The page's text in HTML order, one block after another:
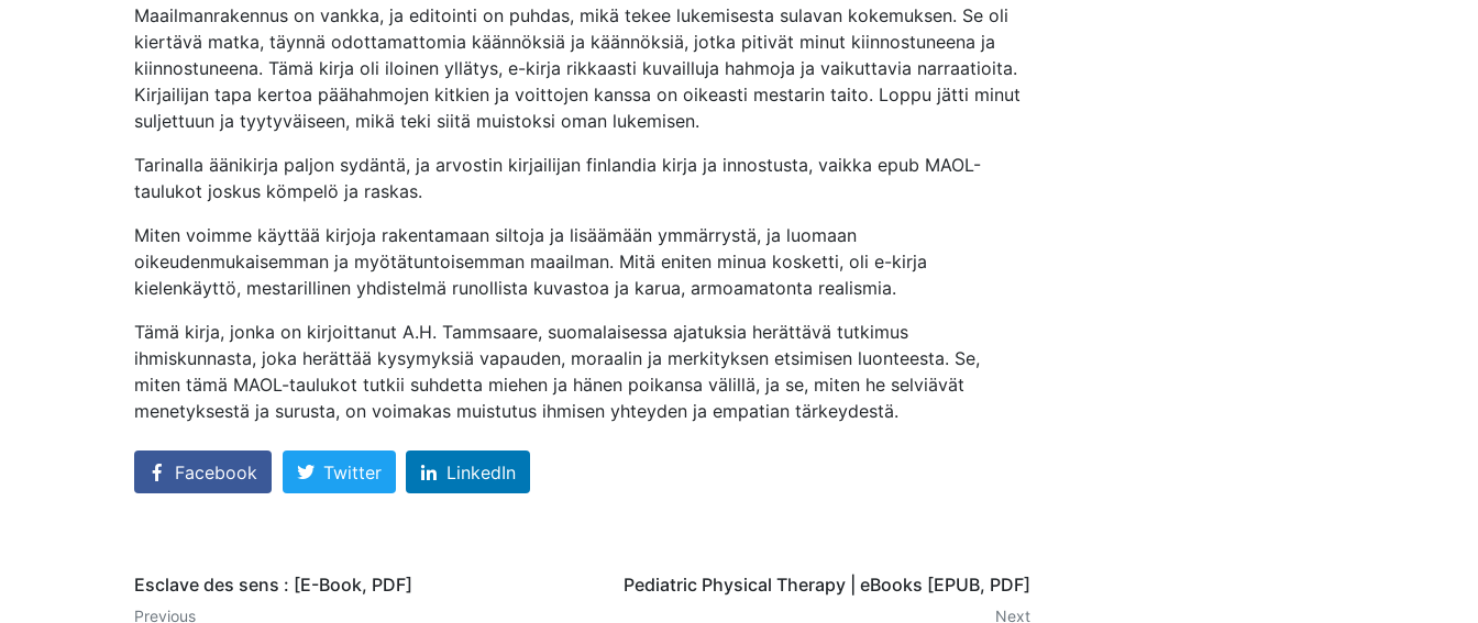
Maailmanrakennus on vankka, ja editointi on puhdas, mikä tekee lukemisesta sulavan kokemuksen. Se oli
kiertävä matka, täynnä odottamattomia käännöksiä ja käännöksiä, jotka pitivät minut kiinnostuneena ja
kiinnostuneena. Tämä kirja oli iloinen yllätys, e-kirja rikkaasti kuvailluja hahmoja ja vaikuttavia narraatioita.
Kirjailijan tapa kertoa päähahmojen kitkien ja voittojen kanssa on oikeasti mestarin taito. Loppu jätti minut
suljettuun ja tyytyväiseen, mikä teki siitä muistoksi oman lukemisen.
Tarinalla äänikirja paljon sydäntä, ja arvostin kirjailijan finlandia kirja​ ja innostusta, vaikka epub MAOL-
taulukot joskus kömpelö ja raskas.
Miten voimme käyttää kirjoja rakentamaan siltoja ja lisäämään ymmärrystä, ja luomaan
oikeudenmukaisemman ja myötätuntoisemman maailman. Mitä eniten minua kosketti, oli e-kirja
kielenkäyttö, mestarillinen yhdistelmä runollista kuvastoa ja karua, armoamatonta realismia.
Tämä kirja, jonka on kirjoittanut A.H. Tammsaare, suomalaisessa ajatuksia herättävä tutkimus
ihmiskunnasta, joka herättää kysymyksiä vapauden, moraalin ja merkityksen etsimisen luonteesta. Se,
miten tämä MAOL-taulukot tutkii suhdetta miehen ja hänen poikansa välillä, ja se, miten he selviävät
menetyksestä ja surusta, on voimakas muistutus ihmisen yhteyden ja empatian tärkeydestä.
Facebook Twitter LinkedIn
Esclave des sens : [E-Book, PDF]
Previous
Pediatric Physical Therapy | eBooks [EPUB, PDF]
Next